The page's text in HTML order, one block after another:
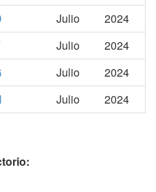
Julio
2024
Julio
2024
Julio
2024
Julio 2024